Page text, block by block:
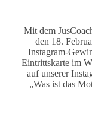
Mit dem
den 18.
Instagram-
Eintrittskarte im
auf unserer
„Was ist das